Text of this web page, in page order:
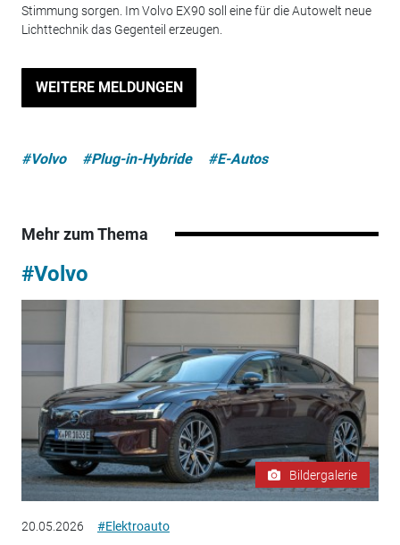
Stimmung sorgen. Im Volvo EX90 soll eine für die Autowelt neue
Lichttechnik das Gegenteil erzeugen.
WEITERE MELDUNGEN
#Volvo #Plug-in-Hybride #E-Autos
Mehr zum Thema
#Volvo
Bildergalerie
20.05.2026 #Elektroauto